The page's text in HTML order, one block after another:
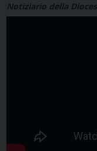
Notiziario della